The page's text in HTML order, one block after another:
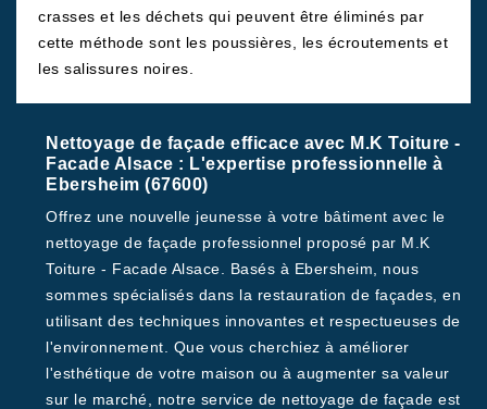
crasses et les déchets qui peuvent être éliminés par
cette méthode sont les poussières, les écroutements et
les salissures noires.
Nettoyage de façade efficace avec M.K Toiture -
Facade Alsace : L'expertise professionnelle à
Ebersheim (67600)
Offrez une nouvelle jeunesse à votre bâtiment avec le
nettoyage de façade professionnel proposé par M.K
Toiture - Facade Alsace. Basés à Ebersheim, nous
sommes spécialisés dans la restauration de façades, en
utilisant des techniques innovantes et respectueuses de
l'environnement. Que vous cherchiez à améliorer
l'esthétique de votre maison ou à augmenter sa valeur
sur le marché, notre service de nettoyage de façade est